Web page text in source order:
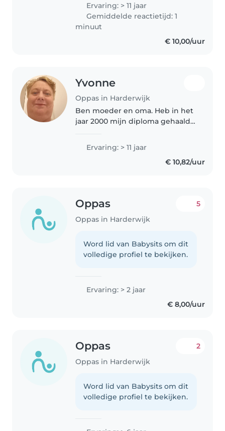
baby's, peuters en kleuters, kan
ik uw kinderen de aandacht en
het spel..
Ervaring: > 11 jaar
Gemiddelde reactietijd: 1
minuut
€ 10,00/uur
Yvonne
Oppas in Harderwijk
Ben moeder en oma. Heb in het
jaar 2000 mijn diploma gehaald.
kinderen gewerkt. Zowel
begaafd als verstandelijke
beperking. Ben zorgzaam en
Ervaring: > 11 jaar
€ 10,82/uur
Oppas
Oppas in Harderwijk
5
Word lid van Babysits om dit
volledige profiel te bekijken.
Ervaring: > 2 jaar
€ 8,00/uur
Oppas
Oppas in Harderwijk
2
Word lid van Babysits om dit
volledige profiel te bekijken.